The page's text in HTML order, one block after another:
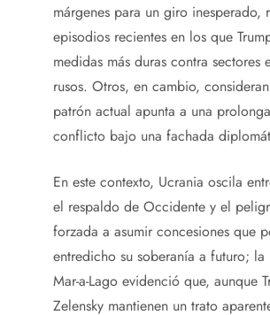
márgenes para un giro inesperado,
episodios recientes en los que
medidas más duras contra sectores
rusos. Otros, en cambio,
patrón actual apunta a una
conflicto bajo una fachada
En este contexto, Ucrania oscila
el respaldo de Occidente y el
forzada a asumir concesiones que
entredicho su soberanía a futuro; la
Mar-a-Lago evidenció que, aunque
Zelensky mantienen un trato